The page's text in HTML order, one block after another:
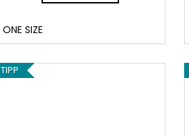
ONE SIZE
TIPP